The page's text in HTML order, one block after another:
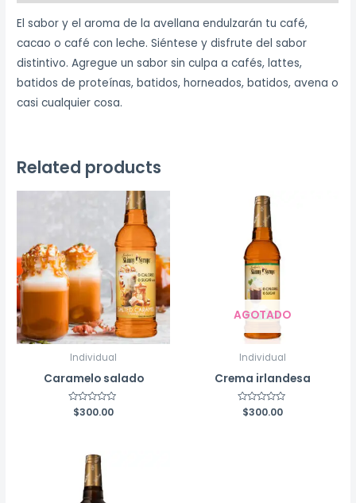
El sabor y el aroma de la avellana endulzarán tu café,
cacao o café con leche. Siéntese y disfrute del sabor
distintivo. Agregue un sabor sin culpa a cafés, lattes,
batidos de proteínas, batidos, horneados, batidos, avena o
casi cualquier cosa.
Related products
Individual
Caramelo salado
Rated
$300.00
AGOTADO
Individual
Crema irlandesa
Rated
$300.00